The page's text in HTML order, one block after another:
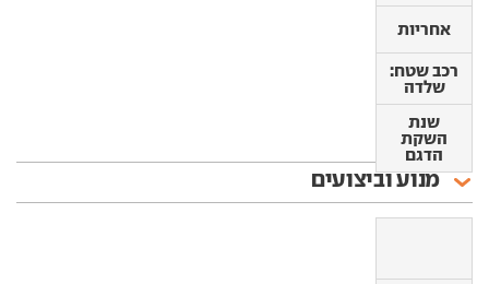
אחריות
רכב שטח:
שלדה
שנת
השקת
הדגם
אחריות
רכב שטח:
שלדה
שנת
השקת
הדגם
מנוע וביצועים